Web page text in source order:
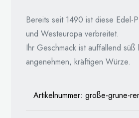
Bereits seit 1490 ist diese Edel-
und Westeuropa verbreitet.
Ihr Geschmack ist auffallend
angenehmen, kräftigen Würze.
Artikelnummer:große-grune-